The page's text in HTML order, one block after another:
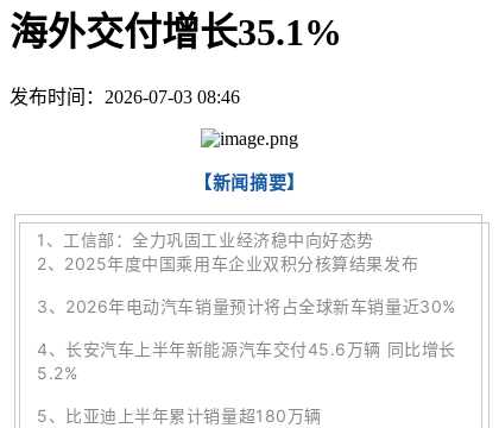
海外交付增长35.1%
发布时间：2026-07-03 08:46
【新闻摘要】
1 、 工信部：全力巩固工业经济稳中向好态势
2、 2025年度中国乘用车企业双积分核算结果发布
3、 2026年电动汽车销量预计将占全球新车销量近30%
4、长安汽车上半年新能源汽车交付45.6万辆 同比增长
5.2%
5、 比亚迪上半年累计销量超180万辆